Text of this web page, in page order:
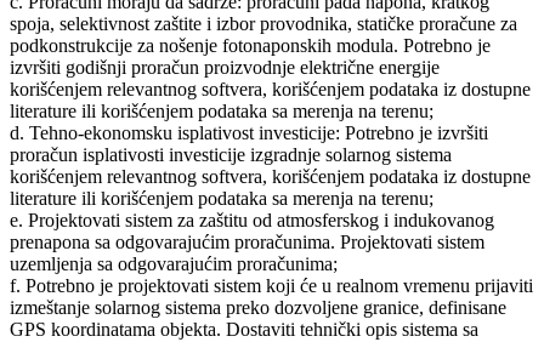
spoja, selektivnost zaštite i izbor provodnika, statičke proračune za
podkonstrukcije za nošenje fotonaponskih modula. Potrebno je
izvršiti godišnji proračun proizvodnje električne energije
korišćenjem relevantnog softvera, korišćenjem podataka iz dostupne
literature ili korišćenjem podataka sa merenja na terenu;
d. Tehno-ekonomsku isplativost investicije: Potrebno je izvršiti
proračun isplativosti investicije izgradnje solarnog sistema
korišćenjem relevantnog softvera, korišćenjem podataka iz dostupne
literature ili korišćenjem podataka sa merenja na terenu;
e. Projektovati sistem za zaštitu od atmosferskog i indukovanog
prenapona sa odgovarajućim proračunima. Projektovati sistem
uzemljenja sa odgovarajućim proračunima;
f. Potrebno je projektovati sistem koji će u realnom vremenu prijaviti
izmeštanje solarnog sistema preko dozvoljene granice, definisane
GPS koordinatama objekta. Dostaviti tehnički opis sistema sa